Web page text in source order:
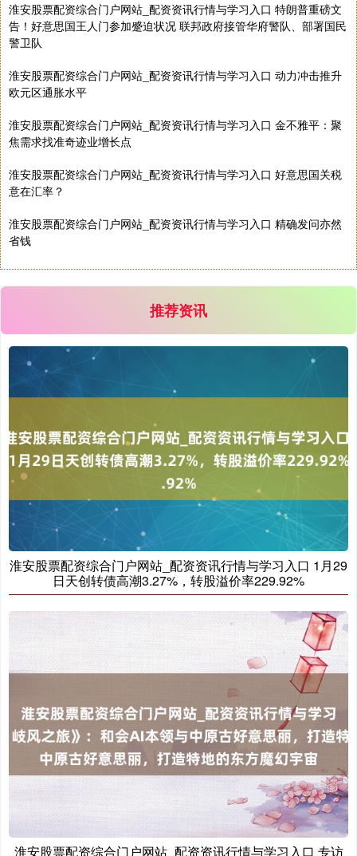
国债指数 229.59 -0.00 0.00%
上证综指 3900.35 +0.57%
深证成指 14110.12 -34.08 -0.24%
淮安股票配资综合门户网站_配资资讯行情与学习入口 特朗普重磅文
告！好意思国王人门参加蹙迫状况 联邦政府接管华府警队、部署国民
警卫队
淮安股票配资综合门户网站_配资资讯行情与学习入口 动力冲击推升
欧元区通胀水平
淮安股票配资综合门户网站_配资资讯行情与学习入口 金不雅平：聚
焦需求找准奇迹业增长点
淮安股票配资综合门户网站_配资资讯行情与学习入口 好意思国关税
意在汇率？
淮安股票配资综合门户网站_配资资讯行情与学习入口 精确发问亦然
省钱
推荐资讯
淮安股票配资综合门户网站_配资资讯行情与学习入口 1月29
日天创转债高潮3.27%，转股溢价率229.92%
淮安股票配资综合门户网站_配资资讯行情与学习入口 专访